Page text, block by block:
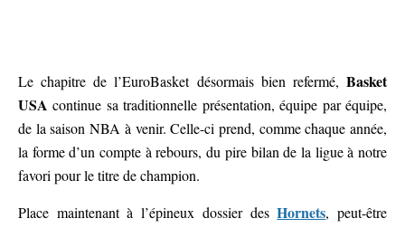
Le chapitre de l’EuroBasket désormais bien refermé, Basket
USA continue sa traditionnelle présentation, équipe par équipe,
de la saison NBA à venir. Celle-ci prend, comme chaque année,
la forme d’un compte à rebours, du pire bilan de la ligue à notre
favori pour le titre de champion.
Place maintenant à l’épineux dossier desHornets, peut-être